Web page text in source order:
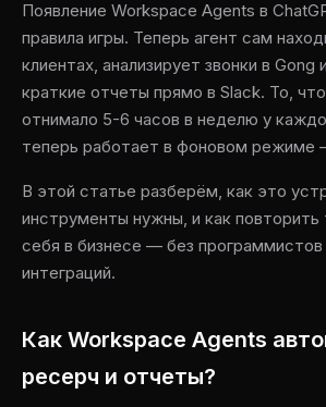
Появление Workspace Agents в
правила игры. Теперь агент сам
клиентах, анализирует звонки в Gong
краткие отчеты прямо в Slack. То,
отнимало 5-6 часов в неделю у
теперь работает в фоновом режиме
В этой статье разберём, как это
инструменты нужны, и как повторить
себя в бизнесе — без
интеграций.
Как Workspace Agents
ресерч и отчеты?